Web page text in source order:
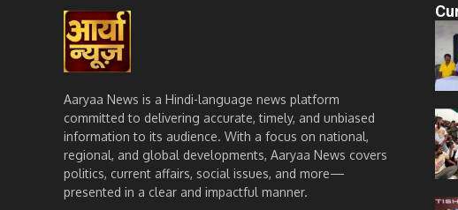
Aaryaa News is a Hindi-language news platform
committed to delivering accurate, timely, and unbiased
information to its audience. With a focus on national,
regional, and global developments, Aaryaa News covers
politics, current affairs, social issues, and more—
presented in a clear and impactful manner.